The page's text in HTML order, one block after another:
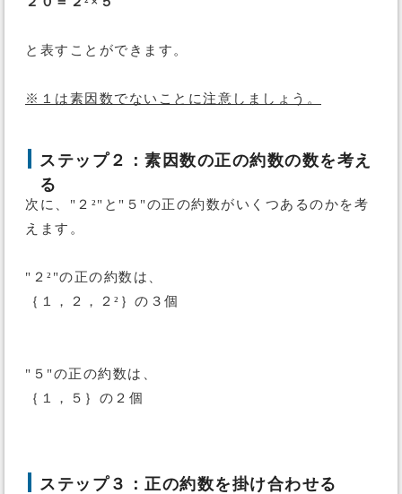
と表すことができます。
※１は素因数でないことに注意しましょう。
ステップ２：素因数の正の約数の数を考え
る
次に、"２²"と"５"の正の約数がいくつあるのかを考
えます。
"２²"の正の約数は、
｛１，２，２²｝の３個
"５"の正の約数は、
｛１，５｝の２個
ステップ３：正の約数を掛け合わせる